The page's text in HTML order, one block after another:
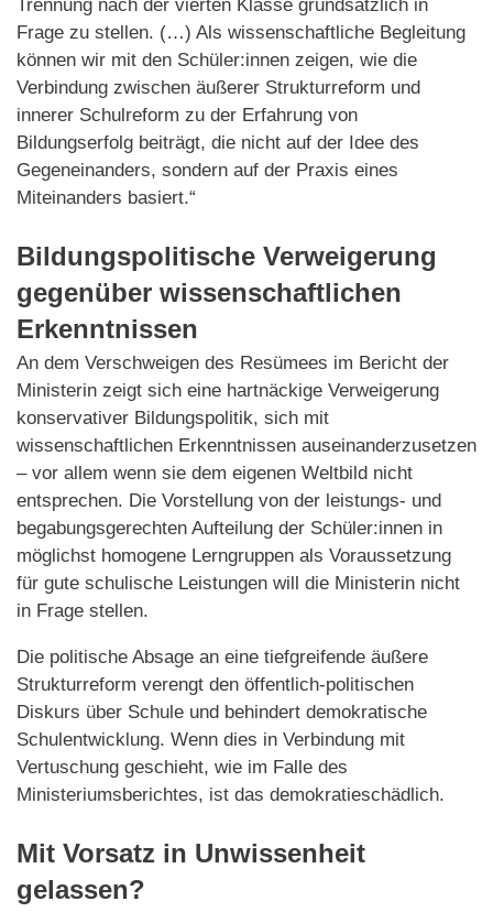
Trennung nach der vierten Klasse grundsätzlich in
Frage zu stellen. (…) Als wissenschaftliche Begleitung
können wir mit den Schüler:innen zeigen, wie die
Verbindung zwischen äußerer Strukturreform und
innerer Schulreform zu der Erfahrung von
Bildungserfolg beiträgt, die nicht auf der Idee des
Gegeneinanders, sondern auf der Praxis eines
Miteinanders basiert.“
Bildungspolitische Verweigerung
gegenüber wissenschaftlichen
Erkenntnissen
An dem Verschweigen des Resümees im Bericht der
Ministerin zeigt sich eine hartnäckige Verweigerung
konservativer Bildungspolitik, sich mit
wissenschaftlichen Erkenntnissen auseinanderzusetzen
– vor allem wenn sie dem eigenen Weltbild nicht
entsprechen. Die Vorstellung von der leistungs- und
begabungsgerechten Aufteilung der Schüler:innen in
möglichst homogene Lerngruppen als Voraussetzung
für gute schulische Leistungen will die Ministerin nicht
in Frage stellen.
Die politische Absage an eine tiefgreifende äußere
Strukturreform verengt den öffentlich-politischen
Diskurs über Schule und behindert demokratische
Schulentwicklung. Wenn dies in Verbindung mit
Vertuschung geschieht, wie im Falle des
Ministeriumsberichtes, ist das demokratieschädlich.
Mit Vorsatz in Unwissenheit
gelassen?